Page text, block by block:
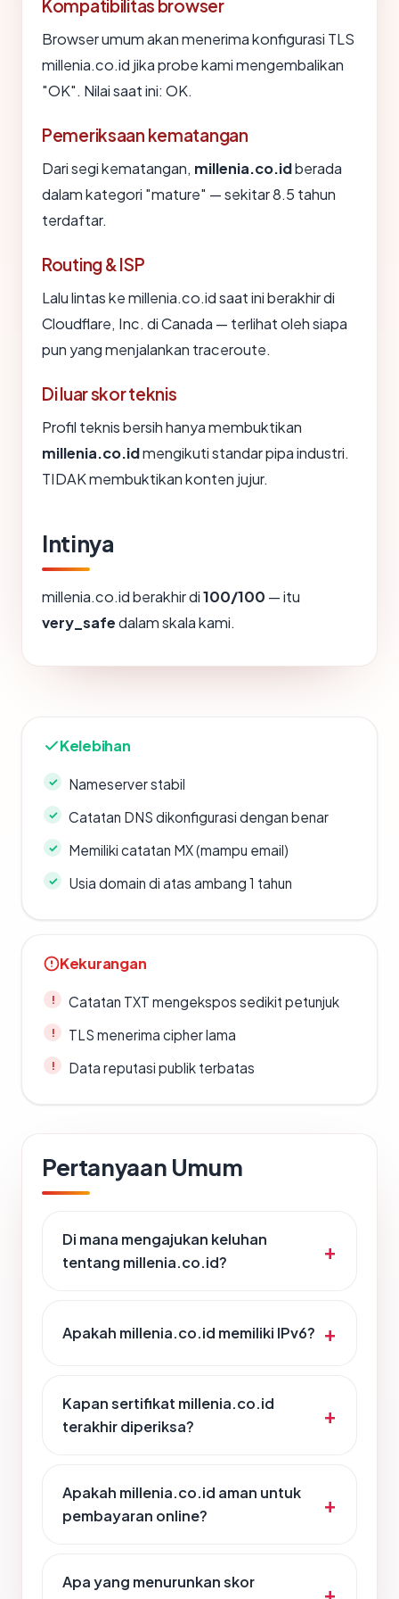
Kompatibilitas browser
Browser umum akan menerima konfigurasi TLS
millenia.co.id jika probe kami mengembalikan
"OK". Nilai saat ini: OK.
Pemeriksaan kematangan
Dari segi kematangan, millenia.co.idberada
dalam kategori "mature" — sekitar 8.5 tahun
terdaftar.
Routing & ISP
Lalu lintas ke millenia.co.id saat ini berakhir di
Cloudflare, Inc. di Canada — terlihat oleh siapa
pun yang menjalankan traceroute.
Di luar skor teknis
Profil teknis bersih hanya membuktikan
millenia.co.idmengikuti standar pipa industri.
TIDAK membuktikan konten jujur.
Intinya
millenia.co.id berakhir di100/100 — itu
very_safedalam skala kami.
Kelebihan
Nameserver stabil
Catatan DNS dikonfigurasi dengan benar
Memiliki catatan MX (mampu email)
Usia domain di atas ambang 1 tahun
Kekurangan
Catatan TXT mengekspos sedikit petunjuk
TLS menerima cipher lama
Data reputasi publik terbatas
Pertanyaan Umum
Di mana mengajukan keluhan
tentang millenia.co.id?
Apakah millenia.co.id memiliki IPv6?
Kapan sertifikat millenia.co.id
terakhir diperiksa?
Apakah millenia.co.id aman untuk
pembayaran online?
Apa yang menurunkan skor